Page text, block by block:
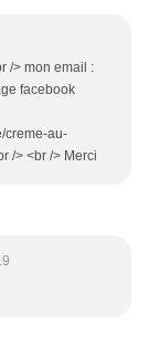
/> mon email :
facebook
creme-au-
/> <br /> Merci